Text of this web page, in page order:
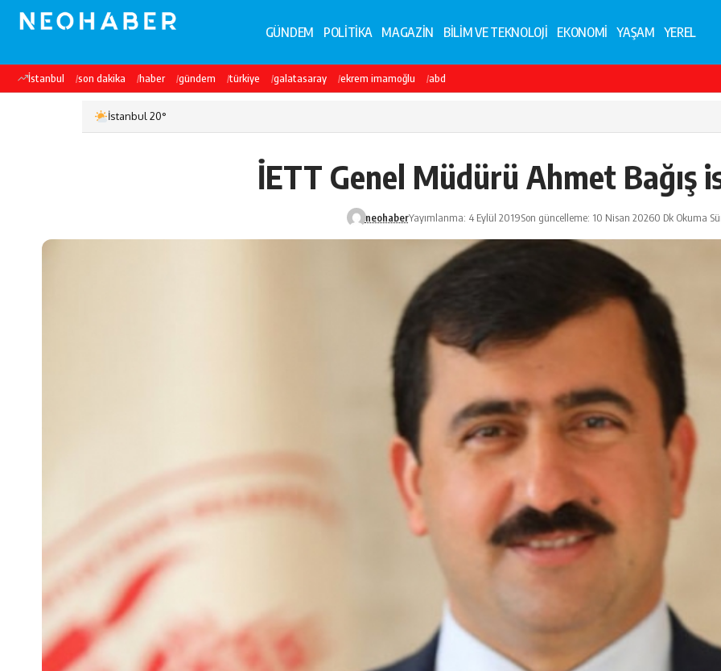
GÜNDEM POLİTİKA MAGAZİN BİLİM VE TEKNOLOJİ EKONOMİ YAŞAM YEREL
İstanbul son dakika haber gündem türkiye galatasaray ekrem imamoğlu abd
İstanbul 20°
İETT Genel Müdürü Ahmet Bağış
neohaberYayımlanma: 4 Eylül 2019Son güncelleme: 10 Nisan 20260 Dk Okuma